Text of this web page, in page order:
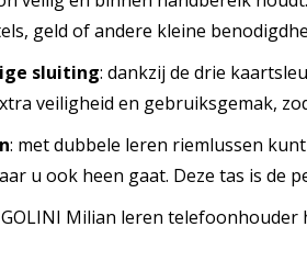
geld of andere kleine
sluiting: dankzij de drie
veiligheid en gebruiksgemak,
: met dubbele leren riemlussen
u ook heen gaat. Deze tas is de
Milian leren